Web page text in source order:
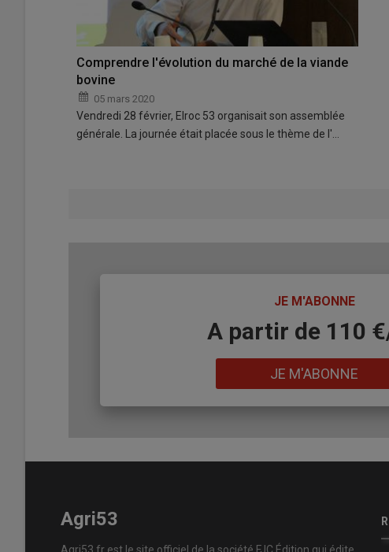
Comprendre l'évolution du marché de la viande
bovine
05 mars 2020
Vendredi 28 février, Elroc 53 organisait son assemblée
générale. La journée était placée sous le thème de l'…
JE M'ABONNE
A partir de 110
JE M'ABONNE
Agri53
Agri53.fr est le site officiel de la société FJC Édition qui édite